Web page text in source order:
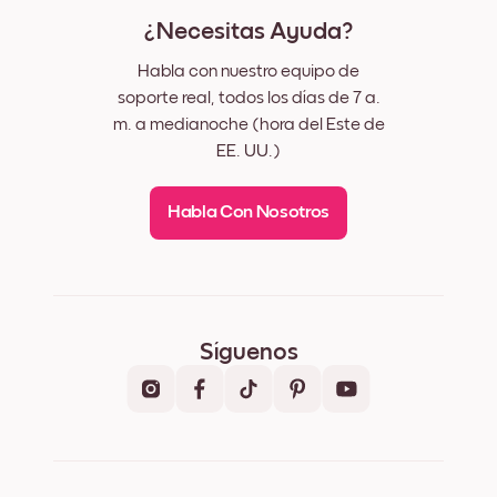
¿Necesitas Ayuda?
Habla con nuestro equipo de
soporte real, todos los días de 7 a.
m. a medianoche (hora del Este de
EE. UU.)
Habla Con Nosotros
Síguenos